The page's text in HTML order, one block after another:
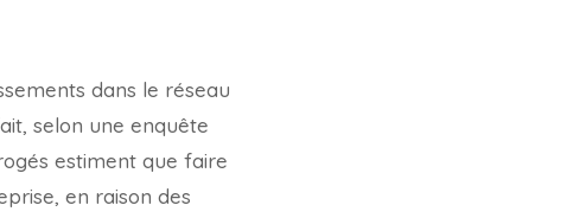
dans le réseau
selon une enquête
estiment que faire
en raison des